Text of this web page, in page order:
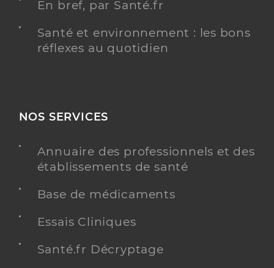
En bref, par Santé.fr
Santé et environnement : les bons
réflexes au quotidien
NOS SERVICES
Annuaire des professionnels et des
établissements de santé
Base de médicaments
Essais Cliniques
Santé.fr Décryptage